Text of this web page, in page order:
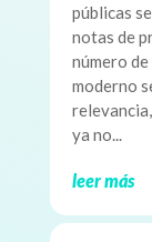
públicas
notas de
número
moderno
ya no...
leer más